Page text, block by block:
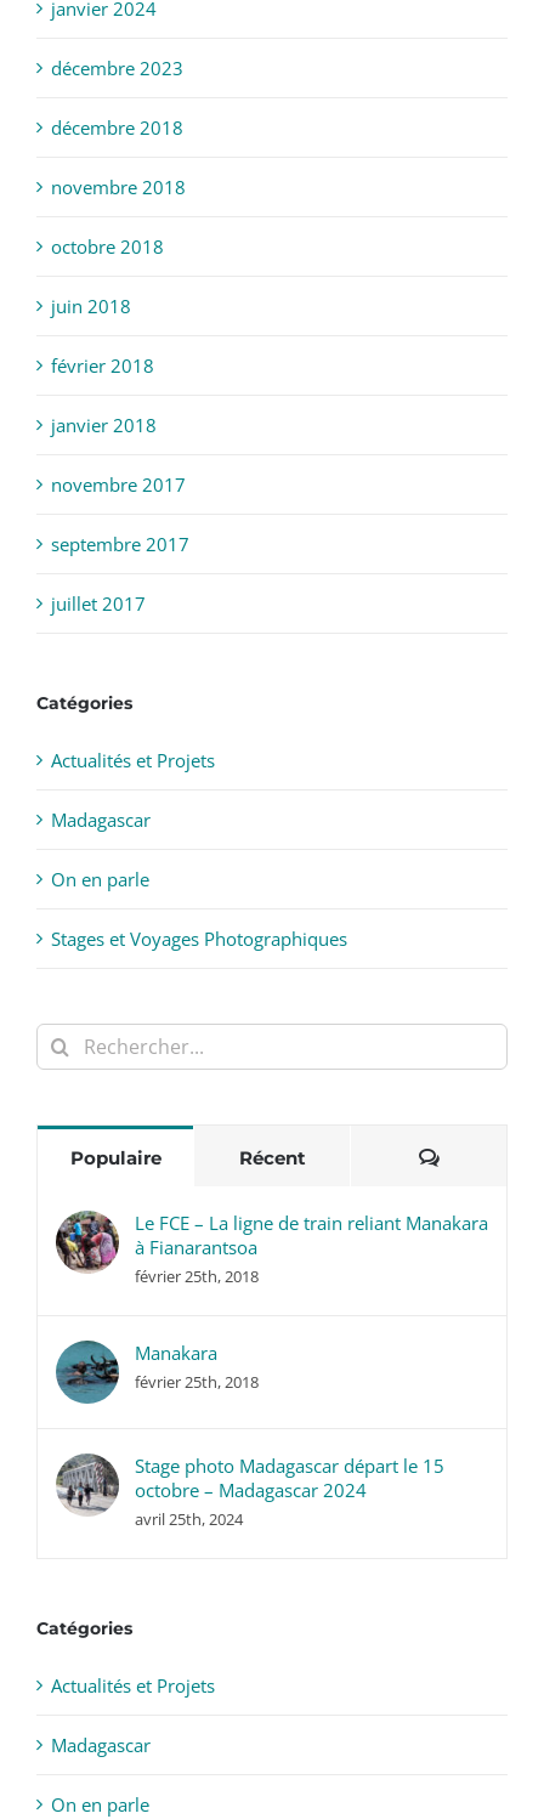
janvier 2024
décembre 2023
décembre 2018
novembre 2018
octobre 2018
juin 2018
février 2018
janvier 2018
novembre 2017
septembre 2017
juillet 2017
Catégories
Actualités et Projets
Madagascar
On en parle
Stages et Voyages Photographiques
Rechercher:
Populaire Récent
Le FCE – La ligne de train reliant Manakara
à Fianarantsoa
février 25th, 2018
Manakara
février 25th, 2018
Stage photo Madagascar départ le 15
octobre – Madagascar 2024
avril 25th, 2024
Catégories
Actualités et Projets
Madagascar
On en parle